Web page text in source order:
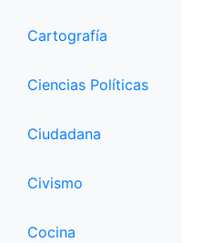
Cartografía
Ciencias Políticas
Ciudadana
Civismo
Cocina